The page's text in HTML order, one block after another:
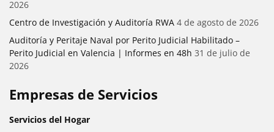
2026
Centro de Investigación y Auditoría RWA 4 de agosto de 2026
Auditoría y Peritaje Naval por Perito Judicial Habilitado –
Perito Judicial en Valencia | Informes en 48h 31 de julio de
2026
Empresas de Servicios
Servicios del Hogar